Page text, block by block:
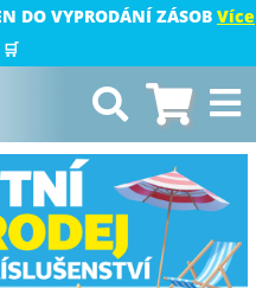
DO VYPRODÁNÍ ZÁSOB Více
🛒